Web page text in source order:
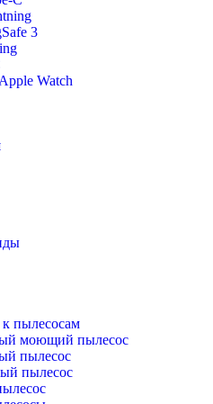
3
Watch
пылесосам
моющий пылесос
пылесос
пылесос